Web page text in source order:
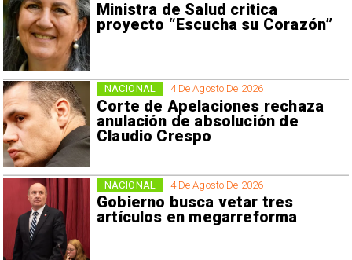
Ministra de Salud critica
proyecto “Escucha su Corazón”
4 De Agosto De 2026
Corte de Apelaciones rechaza
anulación de absolución de
Claudio Crespo
NACIONAL
4 De Agosto De 2026
Gobierno busca vetar tres
artículos en megarreforma
NACIONAL